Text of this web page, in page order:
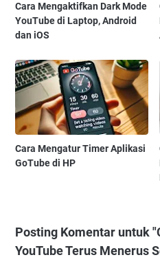
Cara Mengaktifkan Dark Mode
YouTube di Laptop, Android
dan iOS
Cara Mengatur Timer Aplikasi
GoTube di HP
Posting Komentar untuk
YouTube Terus Menerus